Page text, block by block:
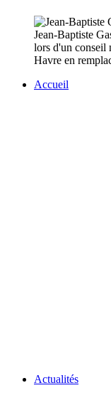
Jean-Baptiste
lors d'un conseil
Havre en
Accueil
Actualités